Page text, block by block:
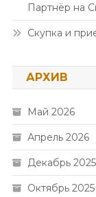
Партнёр на
Скупка и
АРХИВ
Май 2026
Апрель 2026
Декабрь 2025
Октябрь 2025